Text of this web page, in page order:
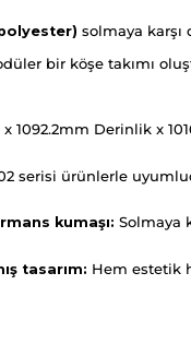
solmaya karşı
bir köşe takımı
1092.2mm Derinlik x
serisi ürünlerle
kumaşı: Solmaya
tasarım: Hem estetik